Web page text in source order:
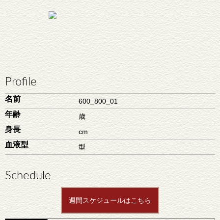
Profile
名前 600_800_01
年齢 歳
身長 cm
血液型 型
Schedule
週間スケジュールはこちら